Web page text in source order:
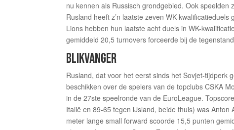
nu kennen als Russisch grondgebied. Ook
Rusland heeft z’n laatste zeven WK-
Lions hebben hun laatste acht duels in WK-
gemiddeld 20,5 turnovers forceerde bij de
BLIKVANGER
Rusland, dat voor het eerst sinds het Sovjet-tijdperk
beschikken over de spelers van de topclubs CSKA
in de 27ste speelronde van de EuroLeague.
Italië en 89-65 tegen IJsland, beide thuis) was
meter lange small forward scoorde 15,5 punten